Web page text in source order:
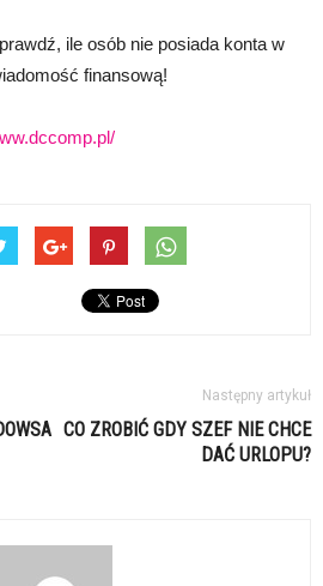
ile osób nie posiada konta w
finansową!
Następny artykuł
CO ZROBIĆ GDY SZEF NIE CHCE
DAĆ URLOPU?